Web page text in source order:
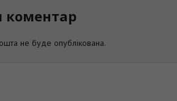
не буде опублікована.